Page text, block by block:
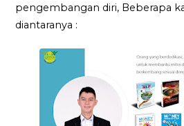
pengembangan diri, Beberapa
diantaranya :